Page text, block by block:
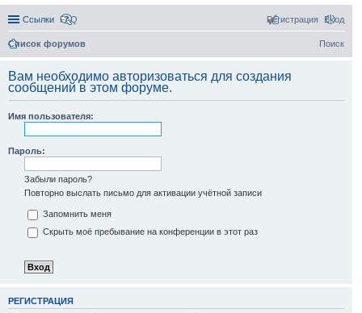
Ссылки FAQ Вход
Регистрация
Список форумов Поиск
Вам необходимо авторизоваться для создания
сообщений в этом форуме.
Имя пользователя:
Пароль:
Забыли пароль?
Повторно выслать письмо для активации учётной записи
Запомнить меня
Скрыть моё пребывание на конференции в этот раз
РЕГИСТРАЦИЯ